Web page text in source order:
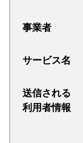
事業者
サービス名
送信される
利用者情報